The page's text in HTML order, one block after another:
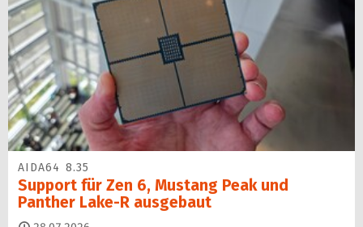
AIDA64 8.35
Support für Zen 6, Mustang Peak und
Panther Lake-R ausgebaut